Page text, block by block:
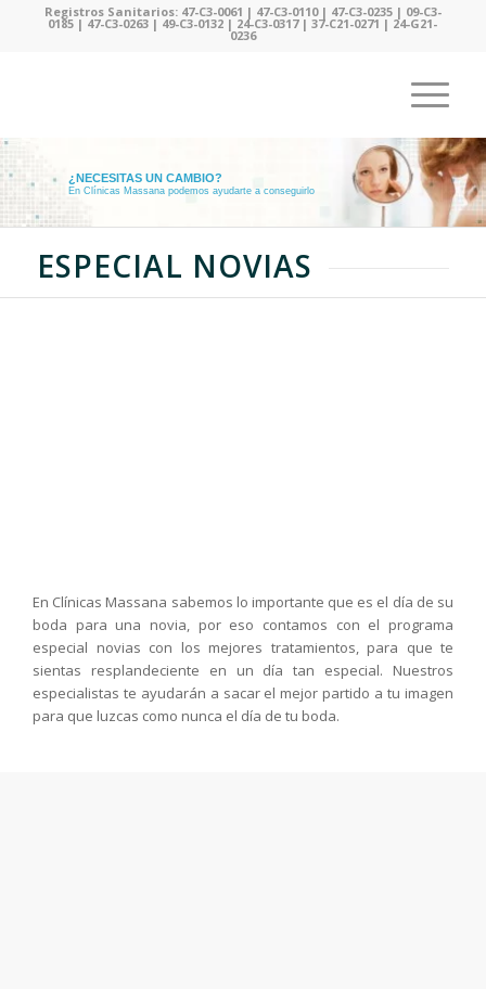
Registros Sanitarios: 47-C3-0061 | 47-C3-0110 | 47-C3-0235 | 09-C3-
0185 | 47-C3-0263 | 49-C3-0132 | 24-C3-0317 | 37-C21-0271 | 24-G21-
0236
En Clínicas Massana podemos ayudarte a conseguirlo
¿NECESITAS UN CAMBIO?
ESPECIAL NOVIAS
En Clínicas Massana sabemos lo importante que es el día de su
boda para una novia, por eso contamos con el programa
especial novias con los mejores tratamientos, para que te
sientas resplandeciente en un día tan especial. Nuestros
especialistas te ayudarán a sacar el mejor partido a tu imagen
para que luzcas como nunca el día de tu boda.